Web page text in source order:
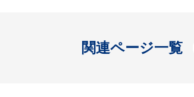
関連ページ一覧
開く